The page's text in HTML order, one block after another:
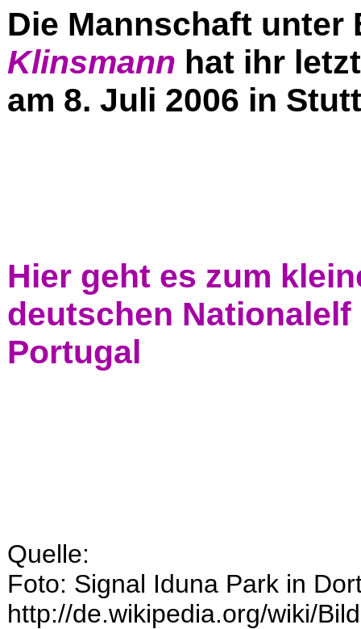
Die Mannschaft
Klinsmann hat ihr
am 8. Juli 2006 in
Hier geht es zum
deutschen
Portugal
Quelle:
Foto: Signal Iduna Park in
http://de.wikipedia.org/wiki/